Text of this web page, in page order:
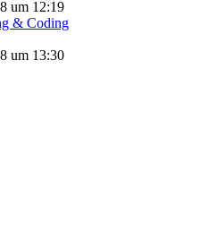
um 12:19
& Coding
um 13:30